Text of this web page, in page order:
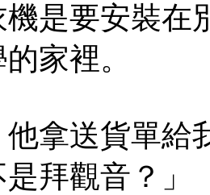
是要安裝在
家裡。
拿送貨單給
是拜觀音？